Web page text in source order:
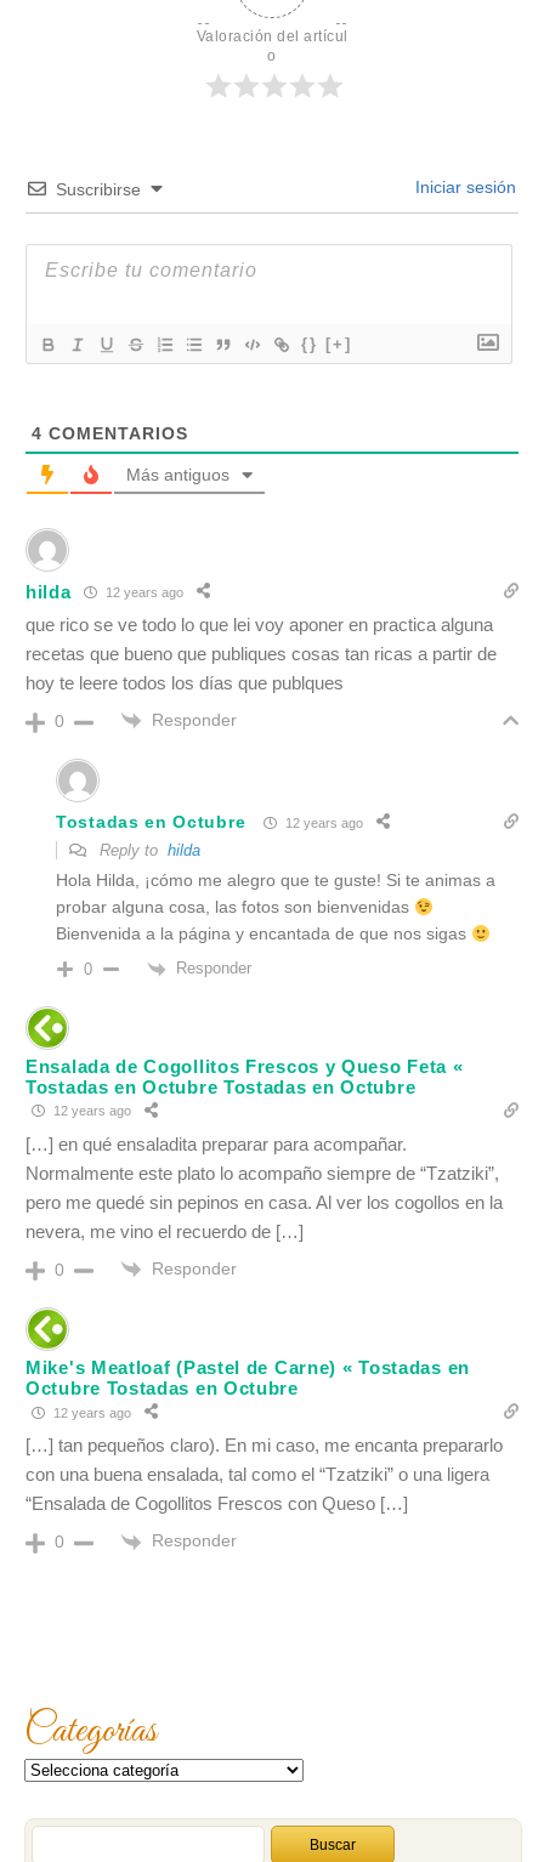
Valoración del artícul
o
Suscribirse Iniciar sesión
{} [+]
4 COMENTARIOS
Más antiguos
hilda 12 years ago
que rico se ve todo lo que lei voy aponer en practica alguna
recetas que bueno que publiques cosas tan ricas a partir de
hoy te leere todos los días que publques
0 Responder
Tostadas en Octubre 12 years ago
Reply to hilda
Hola Hilda, ¡cómo me alegro que te guste! Si te animas a
probar alguna cosa, las fotos son bienvenidas
Bienvenida a la página y encantada de que nos sigas
0 Responder
Ensalada de Cogollitos Frescos y Queso Feta «
Tostadas en Octubre Tostadas en Octubre
12 years ago
[…] en qué ensaladita preparar para acompañar.
Normalmente este plato lo acompaño siempre de “Tzatziki”,
pero me quedé sin pepinos en casa. Al ver los cogollos en la
nevera, me vino el recuerdo de […]
0 Responder
Mike's Meatloaf (Pastel de Carne) « Tostadas en
Octubre Tostadas en Octubre
12 years ago
[…] tan pequeños claro). En mi caso, me encanta prepararlo
con una buena ensalada, tal como el “Tzatziki” o una ligera
“Ensalada de Cogollitos Frescos con Queso […]
0 Responder
Categorías